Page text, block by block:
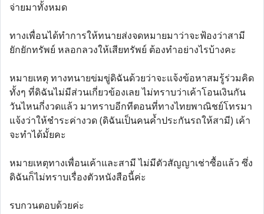
จ่ายมาทั้งหมด
ทางเพื่อนได้ทำการให้ทนายส่งจดหมายมาว่าจะฟ้องว่าสามี
ยักยักทรัพย์ หลอกลวงให้เสียทรัพย์ ต้องทำอย่างไรบ้างคะ
หมายเหตุ ทางทนายข่มขู่ดิฉันด้วยว่าจะแจ้งข้อหาสมรู้ร่วมคิด
ทั้งๆ ที่ดิฉันไม่มีส่วนเกี่ยวข้องเลย ไม่ทราบว่าเค้าโอนเงินกัน
วันไหนกี่งวดแล้ว มาทราบอีกทีตอนที่ทางไทยพาณิชย์โทรมา
แจ้งว่าให้ชำระค่างวด (ดิฉันเป็นคนค้ำประกันรถให้สามี) เค้า
จะทำได้มั้ยคะ
หมายเหตุทางเพื่อนเค้าและสามี ไม่มีตัวสัญญาเช่าซื้อแล้ว ซึ่ง
ดิฉันก็ไม่ทราบเรื่องตัวหนังสือนี้ค่ะ
รบกวนตอบด้วยค่ะ